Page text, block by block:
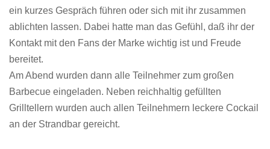
ein kurzes Gespräch führen oder sich mit ihr zusammen
ablichten lassen. Dabei hatte man das Gefühl, daß ihr der
Kontakt mit den Fans der Marke wichtig ist und Freude
bereitet.
Am Abend wurden dann alle Teilnehmer zum großen
Barbecue eingeladen. Neben reichhaltig gefüllten
Grilltellern wurden auch allen Teilnehmern leckere Cockail
an der Strandbar gereicht.